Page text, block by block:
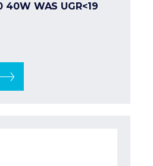
40W WAS UGR<19